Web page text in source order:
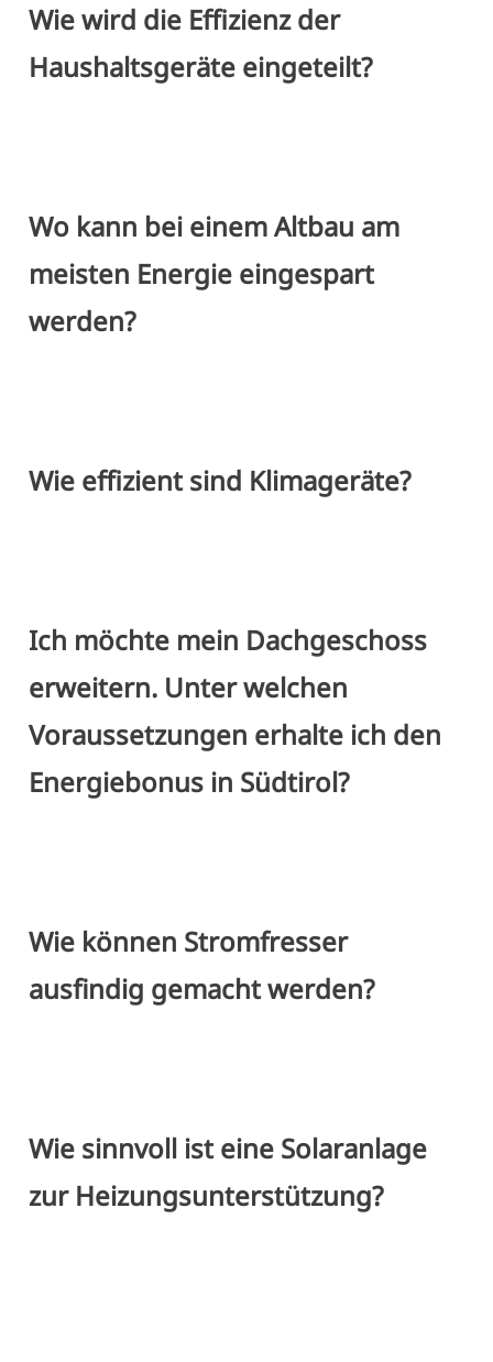
Wie wird die Effizienz der
Haushaltsgeräte eingeteilt?
Wo kann bei einem Altbau am
meisten Energie eingespart
werden?
Wie effizient sind Klimageräte?
Ich möchte mein Dachgeschoss
erweitern. Unter welchen
Voraussetzungen erhalte ich den
Energiebonus in Südtirol?
Wie können Stromfresser
ausfindig gemacht werden?
Wie sinnvoll ist eine Solaranlage
zur Heizungsunterstützung?